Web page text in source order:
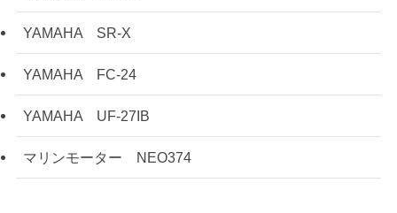
YAMAHA SR-X
YAMAHA FC-24
YAMAHA UF-27IB
マリンモーター NEO374